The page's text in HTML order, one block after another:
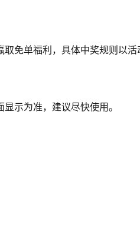
免单福利，具体中奖规则以活
示为准，建议尽快使用。